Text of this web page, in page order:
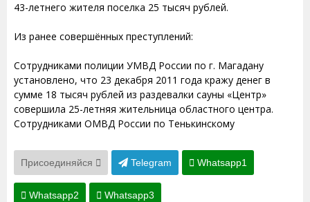
43-летнего жителя поселка 25 тысяч рублей.
Из ранее совершённых преступлений:
Сотрудниками полиции УМВД России по г. Магадану
установлено, что 23 декабря 2011 года кражу денег в
сумме 18 тысяч рублей из раздевалки сауны «Центр»
совершила 25-летняя жительница областного центра.
Сотрудниками ОМВД России по Тенькинскому
Присоединяйся Telegram Whatsapp1
Whatsapp2 Whatsapp3